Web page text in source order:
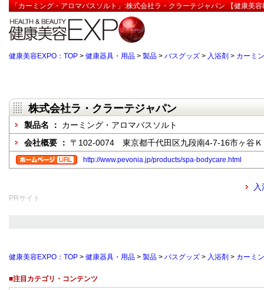
「カーミング・アロマバスソルト」:株式会社ラ・クラーテジャパン 【健康美容
健康美容EXPO：TOP > 健康器具・用品 > 製品 > バスグッズ > 入浴剤 > カーミ
株式会社ラ・クラーテジャパン
製品名 ： カーミング・アロマバスソルト
会社概要 ： 〒102-0074 東京都千代田区九段南4-7-16市ヶ谷
http://www.pevonia.jp/products/spa-bodycare.html
PRサイト
健康美容EXPO：TOP > 健康器具・用品 > 製品 > バスグッズ > 入浴剤 > カーミ
■注目カテゴリ・コンテンツ